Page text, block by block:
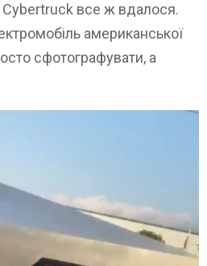
все ж вдалося.
американської
сфотографувати, а